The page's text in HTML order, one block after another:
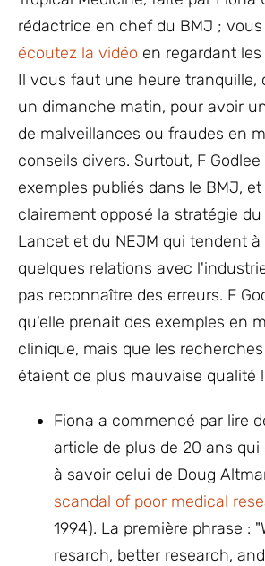
rédactrice en chef du BMJ ; vous
écoutez la vidéo en regardant
Il vous faut une heure tranquille,
un dimanche matin, pour avoir
de malveillances ou fraudes en
conseils divers. Surtout, F Godlee
exemples publiés dans le BMJ, et
clairement opposé la stratégie
Lancet et du NEJM qui tendent
quelques relations avec
pas reconnaître des erreurs. F
qu'elle prenait des exemples en
clinique, mais que les
étaient de plus mauvaise qualité !
Fiona a commencé par lire
article de plus de 20 ans
à savoir celui de Doug
scandal of poor medical
1994). La première phrase :
resarch, better research,